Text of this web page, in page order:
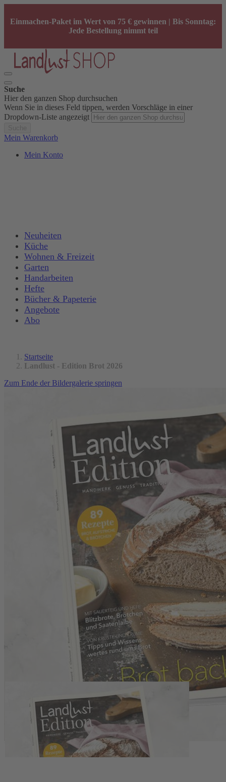
Einmachen-Paket im Wert von 75 € gewinnen | Bis Sonntag:
Jede Bestellung nimmt teil
Suche
Hier den ganzen Shop durchsuchen
Wenn Sie in dieses Feld tippen, werden Vorschläge in einer
Dropdown-Liste angezeigt
Mein Warenkorb
Mein Konto
Neuheiten
Küche
Wohnen & Freizeit
Garten
Handarbeiten
Hefte
Bücher & Papeterie
Angebote
Abo
Startseite
Landlust - Edition Brot 2026
Zum Ende der Bildergalerie springen
Landlust - Edition Brot 2026
inkl. MwSt.